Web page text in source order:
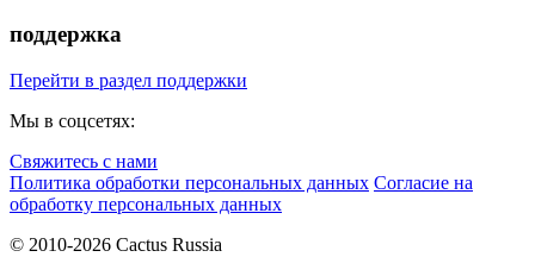
поддержка
Перейти в раздел поддержки
Мы в соцсетях:
Свяжитесь с нами
Политика обработки персональных данных Согласие на
обработку персональных данных
© 2010-2026 Cactus Russia